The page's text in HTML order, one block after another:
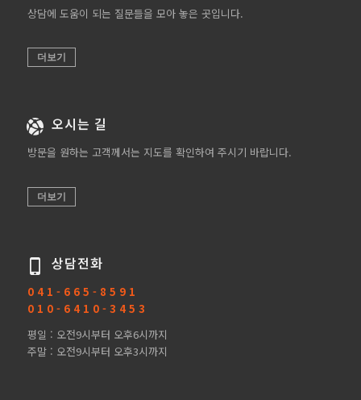
상담에 도움이 되는 질문들을 모아 놓은 곳입니다.
더보기
오시는 길
방문을 원하는 고객께서는 지도를 확인하여 주시기 바랍니다.
더보기
상담전화
0 4 1 - 6 6 5 - 8 5 9 1
0 1 0 - 6 4 1 0 - 3 4 5 3
평일 : 오전9시부터 오후6시까지
주말 : 오전9시부터 오후3시까지